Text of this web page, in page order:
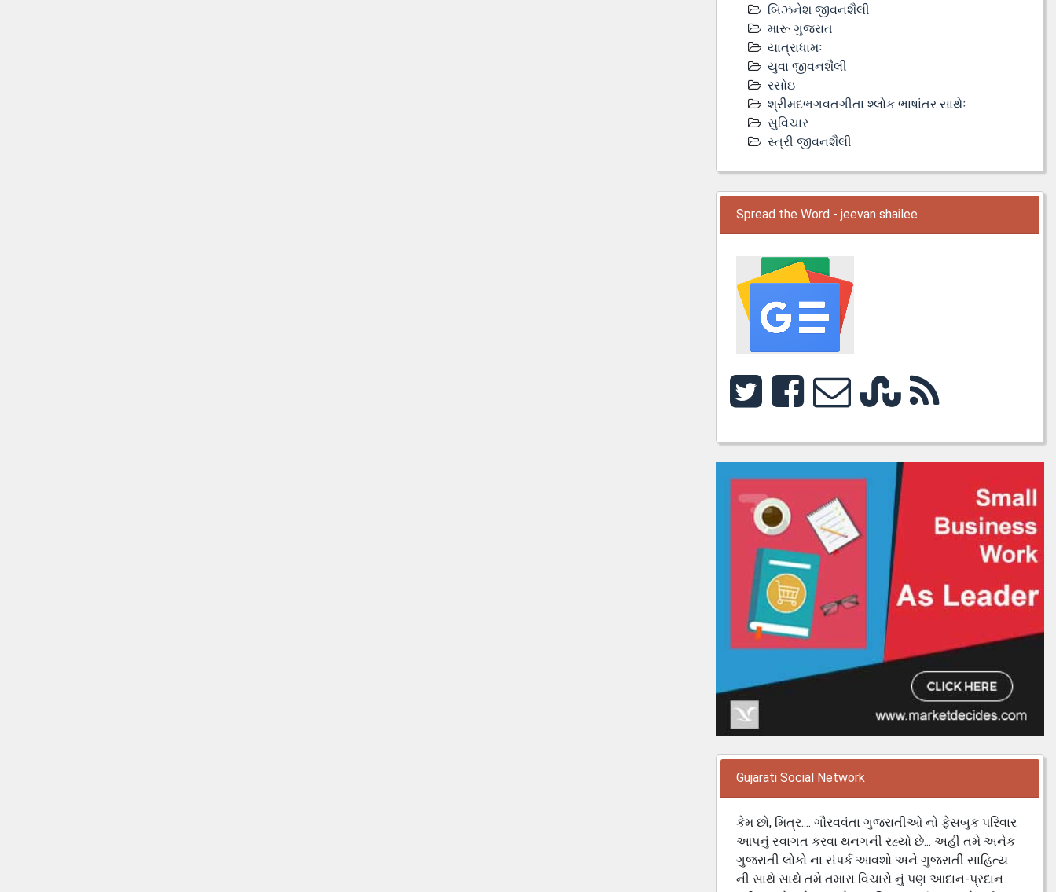
બિઝનેશ જીવનશૈલી
મારૂ ગુજરાત
યાત્રાધામઃ
યુવા જીવનશૈલી
રસોઇ
શ્રીમદભગવતગીતા શ્લોક ભાષાંતર સાથેઃ
સુવિચાર
સ્ત્રી જીવનશૈલી
Spread the Word - jeevan shailee
Gujarati Social Network
કેમ છો, મિત્ર.... ગૌરવવંતા ગુજરાતીઓ નો ફેસબુક પરિવાર
આપનું સ્વાગત કરવા થનગની રહ્યો છે... અહી તમે અનેક
ગુજરાતી લોકો ના સંપર્ક આવશો અને ગુજરાતી સાહિત્ય
ની સાથે સાથે તમે તમારા વિચારો નું પણ આદાન-પ્રદાન